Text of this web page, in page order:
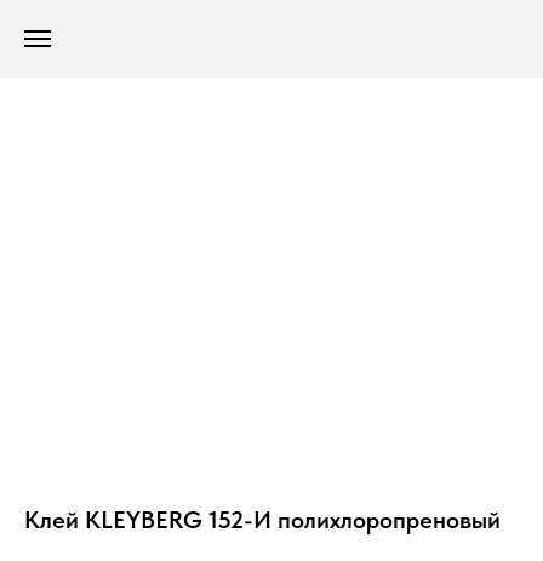
Клей KLEYBERG 152-И полихлоропреновый